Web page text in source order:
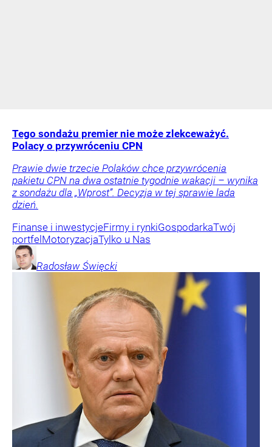
Tego sondażu premier nie może zlekceważyć.
Polacy o przywróceniu CPN
Prawie dwie trzecie Polaków chce przywrócenia
pakietu CPN na dwa ostatnie tygodnie wakacji – wynika
z sondażu dla „Wprost”. Decyzja w tej sprawie lada
dzień.
Finanse i inwestycjeFirmy i rynkiGospodarkaTwój
portfel MotoryzacjaTylko u Nas
Radosław Święcki